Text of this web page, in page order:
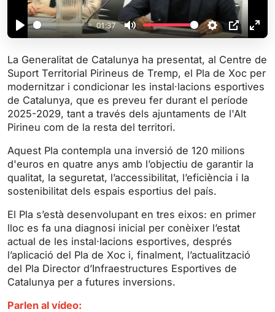
P
a
y
01:37
M
t
e
S
e
t
t
i
n
P
P
E
n
t
e
a
y
La Generalitat de Catalunya ha presentat, al Centre de
Suport Territorial Pirineus de Tremp, el Pla de Xoc per
modernitzar i condicionar les instal·lacions esportives
de Catalunya, que es preveu fer durant el període
2025-2029, tant a través dels ajuntaments de l'Alt
Pirineu com de la resta del territori.
Aquest Pla contempla una inversió de 120 milions
d'euros en quatre anys amb l’objectiu de garantir la
qualitat, la seguretat, l’accessibilitat, l’eficiència i la
sostenibilitat dels espais esportius del país.
El Pla s’està desenvolupant en tres eixos: en primer
lloc es fa una diagnosi inicial per conèixer l’estat
actual de les instal·lacions esportives, després
l’aplicació del Pla de Xoc i, finalment, l’actualització
del Pla Director d’Infraestructures Esportives de
Catalunya per a futures inversions.
Parlen al vídeo: